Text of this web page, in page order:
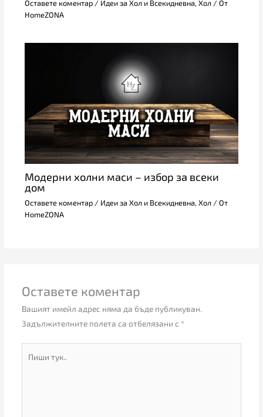
Оставете коментар / Идеи за Хол и Всекидневна, Хол/ От
HomeZONA
Модерни холни маси – избор за всеки
дом
Оставете коментар / Идеи за Хол и Всекидневна, Хол/ От
HomeZONA
Оставете коментар
Вашият имейл адрес няма да бъде публикуван.
Задължителните полета са отбелязани с *